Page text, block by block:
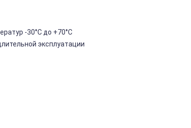
-30°C до +70°C
эксплуатации